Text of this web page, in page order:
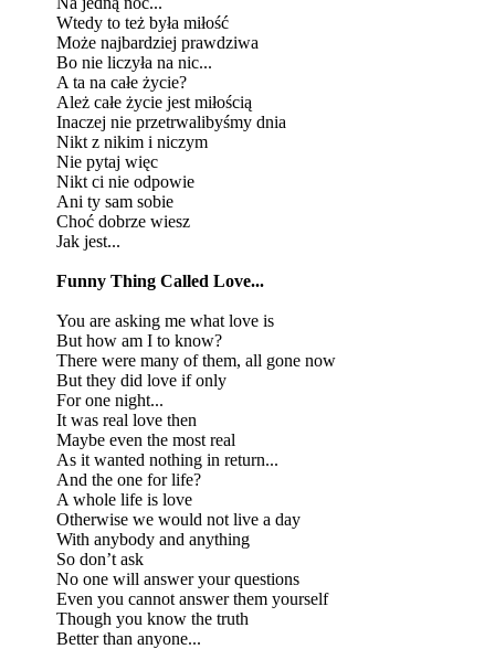
Wtedy to też była miłość
Może najbardziej prawdziwa
Bo nie liczyła na nic...
A ta na całe życie?
Ależ całe życie jest miłością
Inaczej nie przetrwalibyśmy dnia
Nikt z nikim i niczym
Nie pytaj więc
Nikt ci nie odpowie
Ani ty sam sobie
Choć dobrze wiesz
Jak jest...
Funny Thing Called Love...
You are asking me what love is
But how am I to know?
There were many of them, all gone now
But they did love if only
For one night...
It was real love then
Maybe even the most real
As it wanted nothing in return...
And the one for life?
A whole life is love
Otherwise we would not live a day
With anybody and anything
So don’t ask
No one will answer your questions
Even you cannot answer them yourself
Though you know the truth
Better than anyone...